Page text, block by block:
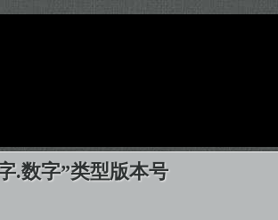
.数字”类型版本号